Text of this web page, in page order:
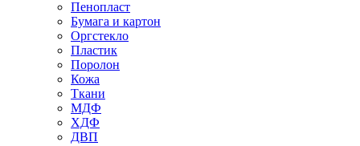
Пенопласт
Бумага и картон
Оргстекло
Пластик
Поролон
Кожа
Ткани
МДФ
ХДФ
ДВП